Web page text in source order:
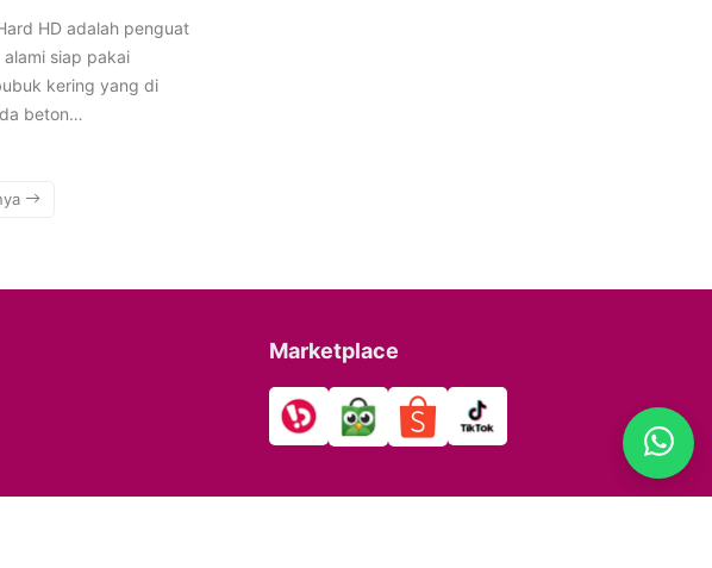
HD adalah penguat
alami siap pakai
kering yang di
beton…
Marketplace